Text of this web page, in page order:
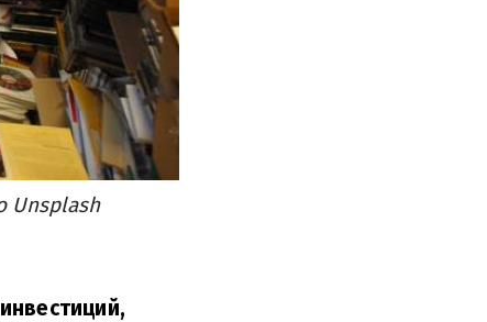
Unsplash